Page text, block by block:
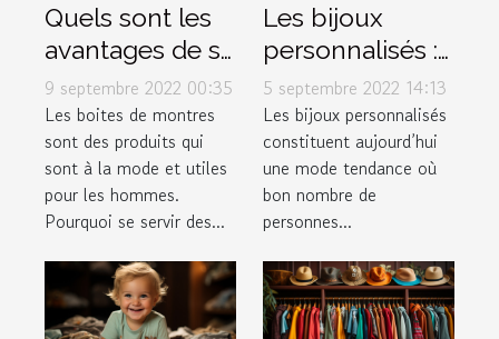
Quels sont les
avantages de se
procurer les
différentes
boites de
montres à la
mode ?
9 septembre 2022 00:35
Les boites de montres
sont des produits qui
sont à la mode et utiles
pour les hommes.
Pourquoi se servir des...
Les bijoux
personnalisés :
une mode en
expansion
5 septembre 2022 14:13
Les bijoux personnalisés
constituent aujourd’hui
une mode tendance où
bon nombre de
personnes...